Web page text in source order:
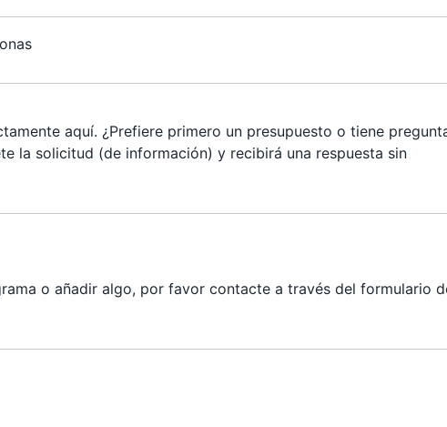
aquí. ¿Prefiere primero un presupuesto o tiene
la solicitud (de información) y recibirá una respuesta sin
o añadir algo, por favor contacte a través del formulario